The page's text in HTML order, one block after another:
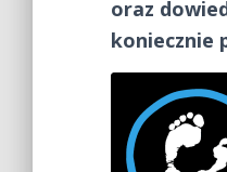
oraz
koniecznie